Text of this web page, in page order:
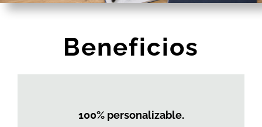
Beneficios
100% personalizable.